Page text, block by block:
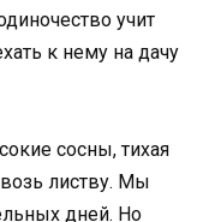
учит
к нему на дачу
сосны, тихая
листву. Мы
дней. Но